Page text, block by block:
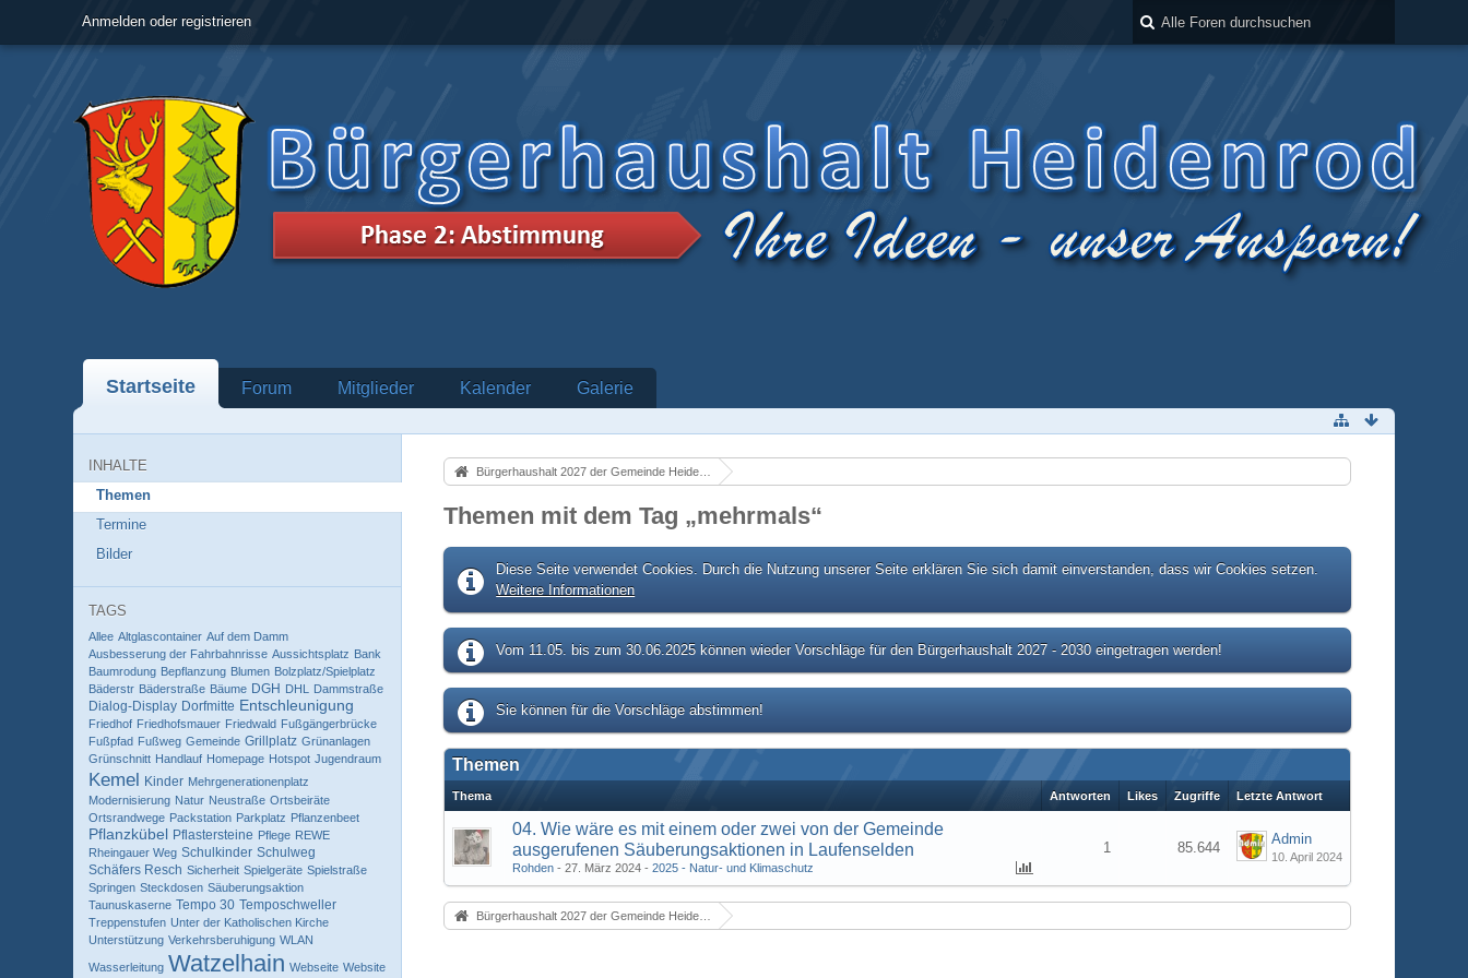
Anmelden oder registrieren
Startseite Forum Mitglieder Kalender Galerie
INHALTE
Themen
Termine
Bilder
TAGS
Allee Altglascontainer Auf dem Damm
Ausbesserung der Fahrbahnrisse Aussichtsplatz Bank
Baumrodung Bepflanzung Blumen Bolzplatz/Spielplatz
Bäderstr Bäderstraße Bäume DGH DHL Dammstraße
Dialog-Display Dorfmitte Entschleunigung
Friedhof Friedhofsmauer Friedwald Fußgängerbrücke
Fußpfad Fußweg Gemeinde Grillplatz Grünanlagen
Grünschnitt Handlauf Homepage Hotspot Jugendraum
Kemel Kinder Mehrgenerationenplatz
Modernisierung Natur Neustraße Ortsbeiräte
Ortsrandwege Packstation Parkplatz Pflanzenbeet
Pflanzkübel Pflastersteine Pflege REWE
Rheingauer Weg Schulkinder Schulweg
Schäfers Resch Sicherheit Spielgeräte Spielstraße
Springen Steckdosen Säuberungsaktion
Taunuskaserne Tempo 30 Temposchweller
Treppenstufen Unter der Katholischen Kirche
Unterstützung Verkehrsberuhigung WLAN
Wasserleitung Watzelhain Webseite Website
Bürgerhaushalt 2027 der Gemeinde Heidenrod
Themen mit dem Tag „mehrmals“
Diese Seite verwendet Cookies. Durch die Nutzung unserer Seite erklären Sie sich damit einverstanden, dass wir Cookies setzen.
Weitere Informationen
Vom 11.05. bis zum 30.06.2025 können wieder Vorschläge für den Bürgerhaushalt 2027 - 2030 eingetragen werden!
Sie können für die Vorschläge abstimmen!
Themen
Thema Antworten Likes Zugriffe Letzte Antwort
04. Wie wäre es mit einem oder zwei von der Gemeinde
ausgerufenen Säuberungsaktionen in Laufenselden
Rohden 27. März 2024 2025 - Natur- und Klimaschutz
1 85.644
Admin
10. April 2024
Bürgerhaushalt 2027 der Gemeinde Heidenrod